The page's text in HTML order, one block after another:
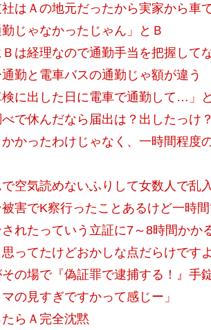
社はＡの地元だったから実家から車
勤じゃなかったじゃん」とＢ
は経理なので通勤手当を把握して
勤と電車バスの通勤じゃ額が違う
検に出した日に電車で通勤して…」
べで休んだなら届出は？出したっけ
かかったわけじゃなく、一時間程
空気読めないふりして女数人で乱
被害でK察行ったことあるけど一時
されたっていう立証に7～8時間か
思ってたけどおかしな点だらけです
その場で『偽証罪で逮捕する！』手
の見すぎですかって感じー」
らＡ完全沈黙